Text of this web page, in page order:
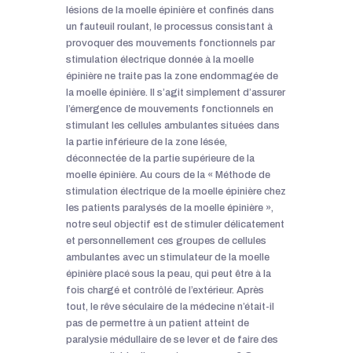
lésions de la moelle épinière et confinés dans
un fauteuil roulant, le processus consistant à
provoquer des mouvements fonctionnels par
stimulation électrique donnée à la moelle
épinière ne traite pas la zone endommagée de
la moelle épinière. Il s’agit simplement d’assurer
l’émergence de mouvements fonctionnels en
stimulant les cellules ambulantes situées dans
la partie inférieure de la zone lésée,
déconnectée de la partie supérieure de la
moelle épinière. Au cours de la « Méthode de
stimulation électrique de la moelle épinière chez
les patients paralysés de la moelle épinière »,
notre seul objectif est de stimuler délicatement
et personnellement ces groupes de cellules
ambulantes avec un stimulateur de la moelle
épinière placé sous la peau, qui peut être à la
fois chargé et contrôlé de l’extérieur. Après
tout, le rêve séculaire de la médecine n’était-il
pas de permettre à un patient atteint de
paralysie médullaire de se lever et de faire des